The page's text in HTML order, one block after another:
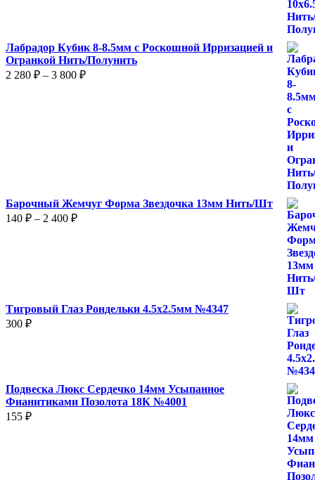
Лабрадор Кубик 8-8.5мм с Роскошной Ирризацией и
Огранкой Нить/Полунить
2 280 ₽ – 3 800 ₽Диапазон
Барочный Жемчуг Форма Звездочка 13мм Нить/Шт
140 ₽ – 2 400 ₽Диапазон
Тигровый Глаз Рондельки 4.5х2.5мм №4347
300 ₽
Подвеска Люкс Сердечко 14мм Усыпанное
Фианитиками Позолота 18К №4001
155 ₽